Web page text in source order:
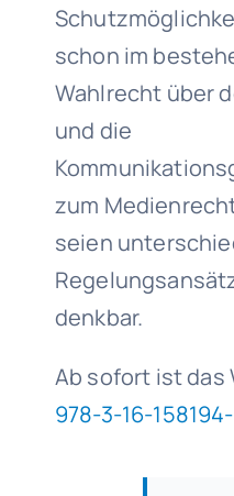
schon im
Wahlrecht über
und die
zum
seien
denkbar.
Ab sofort ist das
978-3-16-